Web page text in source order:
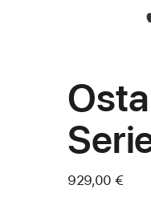
929,00 €